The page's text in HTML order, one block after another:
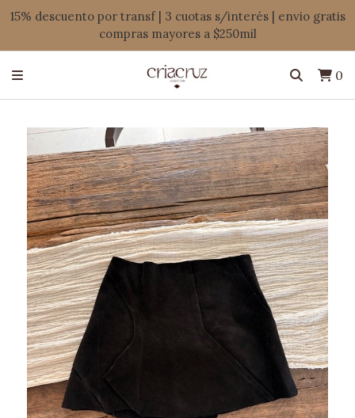
15% descuento por transf | 3 cuotas s/interés | envio gratis
compras mayores a $250mil
0